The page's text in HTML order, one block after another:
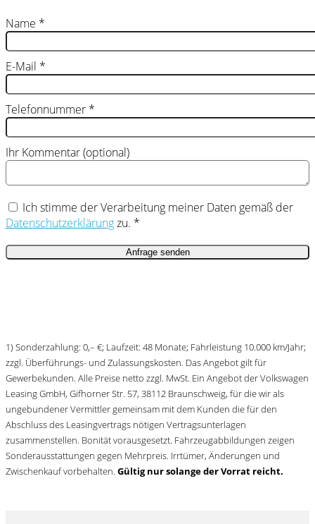
Name *
E-Mail *
Telefonnummer *
Ihr Kommentar (optional)
Ich stimme der Verarbeitung meiner Daten gemäß der
Datenschutzerklärungzu. *
1) Sonderzahlung: 0,– €; Laufzeit: 48 Monate; Fahrleistung 10.000 km/Jahr;
zzgl. Überführungs- und Zulassungskosten. Das Angebot gilt für
Gewerbekunden. Alle Preise netto zzgl. MwSt. Ein Angebot der Volkswagen
Leasing GmbH, Gifhorner Str. 57, 38112 Braunschweig, für die wir als
ungebundener Vermittler gemeinsam mit dem Kunden die für den
Abschluss des Leasingvertrags nötigen Vertragsunterlagen
zusammenstellen. Bonität vorausgesetzt. Fahrzeugabbildungen zeigen
Sonderausstattungen gegen Mehrpreis. Irrtümer, Änderungen und
Zwischenkauf vorbehalten. Gültig nur solange der Vorrat reicht.